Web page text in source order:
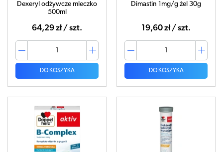
Dexeryl odżywcze mleczko
500ml
64,29 zł / szt.
DO KOSZYKA
Dimastin 1mg/g żel 30g
19,60 zł / szt.
DO KOSZYKA